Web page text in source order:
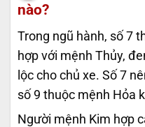
nào?
Trong ngũ hành, số 7
hợp với mệnh Thủy,
lộc cho chủ xe. Số 7
số 9 thuộc mệnh Hỏa
Người mệnh Kim hợp